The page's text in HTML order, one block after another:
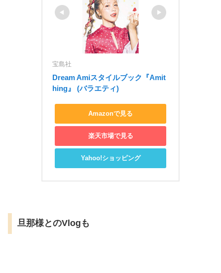
宝島社
Dream Amiスタイルブック『Amit
hing』 (バラエティ)
Amazonで見る
楽天市場で見る
Yahoo!ショッピング
旦那様とのVlogも